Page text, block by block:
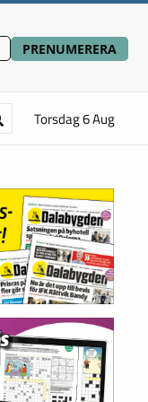
PRENUMERERA
Torsdag 6 Aug